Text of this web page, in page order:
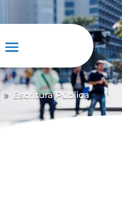
9 Escritura Pública